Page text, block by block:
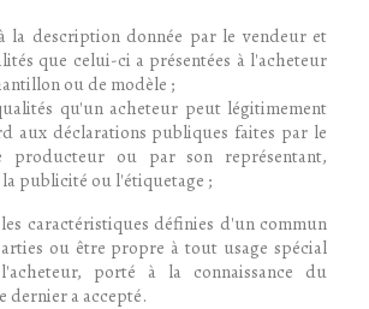
la description donnée par le vendeur et
que celui-ci a présentées à l'acheteur
ou de modèle ;
qu'un acheteur peut légitimement
aux déclarations publiques faites par le
producteur ou par son représentant,
publicité ou l'étiquetage ;
caractéristiques définies d'un commun
ou être propre à tout usage spécial
porté à la connaissance du
dernier a accepté.